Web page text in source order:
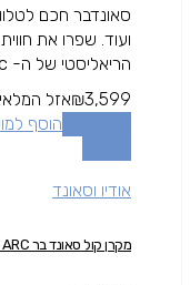
סאונדבר חכם
ועוד. שפרו את
הריאליסטי של ה- Arc, כולל Dolby...
₪3,599
אזל המלאי
הוסף
אודיו וסאונד
מקרן קול סאונד בר SONOS ARC